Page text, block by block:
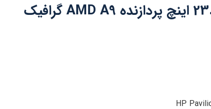
کامپیوتر آل این وان اچ پی HP Pavilion All-in-One 24-xa0005a صفحه لمسی 23.8 اینچ پردازنده AMD A9 گرافیک